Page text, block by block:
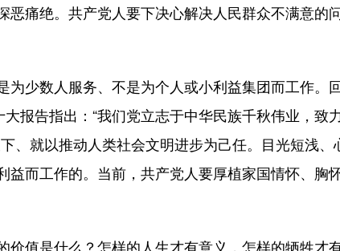
痛绝。共产党人要下决心解决人民群众不满意的
少数人服务、不是为个人或小利益集团而工作。
报告指出：“我们党立志于中华民族千秋伟业，致
、就以推动人类社会文明进步为己任。目光短浅、
而工作的。当前，共产党人要厚植家国情怀、胸
值是什么？怎样的人生才有意义，怎样的牺牲才